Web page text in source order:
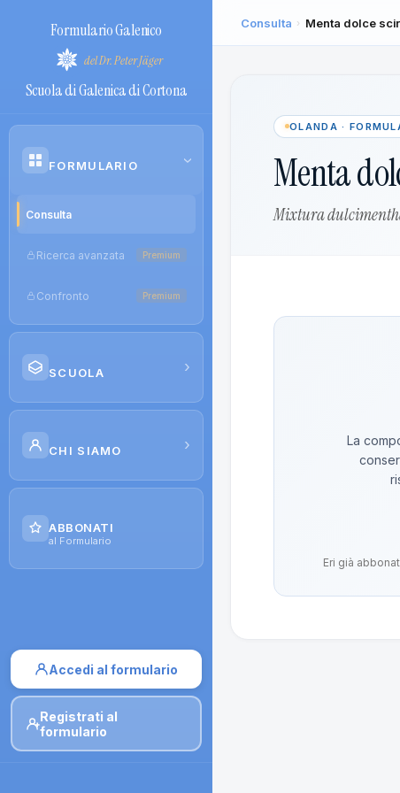
Formulario Galenico
del Dr. Peter Jäger
Scuola di Galenica di Cortona
FORMULARIO ›
Consulta
Ricerca avanzata Premium
Confronto Premium
SCUOLA ›
Corsi
Moduli di iscrizione
CHI SIAMO ›
Contatti
ABBONATI
al Formulario
Accedi al formulario
Registrati al
formulario
Consulta › Menta dolce
OLANDA ·
Menta
Mixtura
La
Eri già